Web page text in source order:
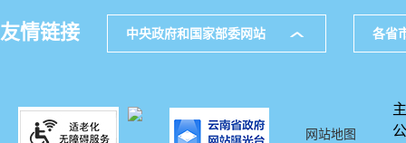
友情链接 中央政府和国家部委网站 各省
网站地图